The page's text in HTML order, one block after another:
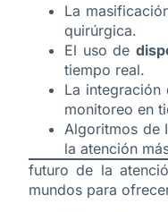
​La
quirúrgica.
​El uso de
tiempo real.
​La integración
monitoreo en
​Algoritmos de
la atención
futuro de la
mundos para